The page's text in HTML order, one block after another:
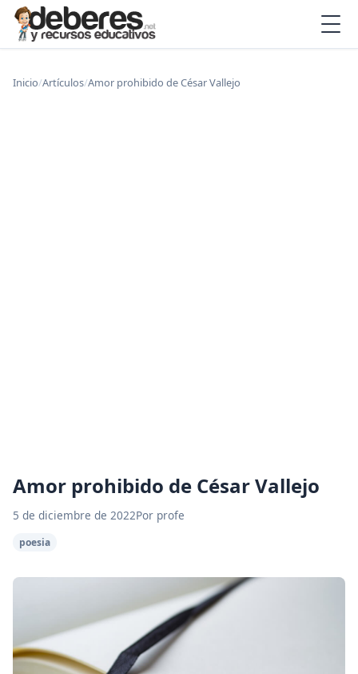
Inicio/Artículos/Amor prohibido de César Vallejo
Amor prohibido de César Vallejo
5 de diciembre de 2022Por profe
poesia